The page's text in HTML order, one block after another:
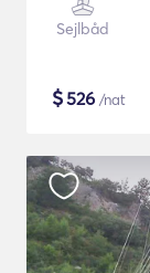
Sejlbåd
$526 /nat